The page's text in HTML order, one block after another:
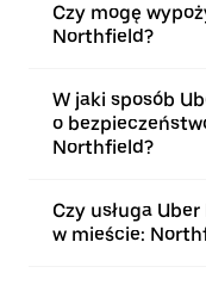
Czy mogę
Northfield?
W jaki sposób
o
Northfield?
Czy usługa
w mieście: